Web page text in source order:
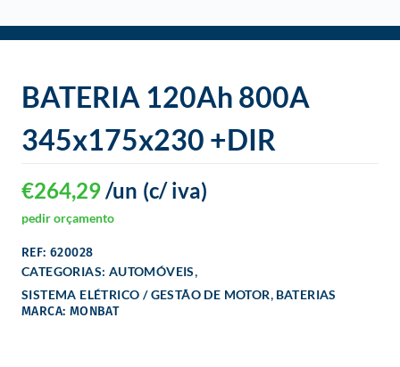
BATERIA 120Ah 800A
345x175x230 +DIR
€264,29 (c/ iva)
/un
pedir orçamento
REF: 620028
CATEGORIAS: AUTOMÓVEIS,
SISTEMA ELÉTRICO / GESTÃO DE MOTOR, BATERIAS
MARCA: MONBAT